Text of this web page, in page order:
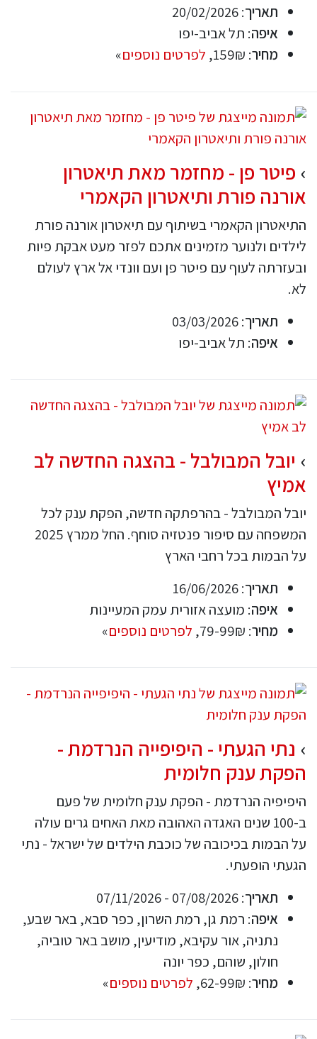
תאריך: 20/02/2026
איפה: תל אביב-יפו
מחיר: 159₪, לפרטים נוספים»
פיטר פן - מחזמר מאת תיאטרון
אורנה פורת ותיאטרון הקאמרי
התיאטרון הקאמרי בשיתוף עם תיאטרון אורנה פורת
לילדים ולנוער מזמינים אתכם לפזר מעט אבקת פיות
ובעזרתה לעוף עם פיטר פן ועם וונדי אל ארץ לעולם
לא.
תאריך: 03/03/2026
איפה: תל אביב-יפו
יובל המבולבל - בהצגה החדשה לב
אמיץ
יובל המבולבל - בהרפתקה חדשה, הפקת ענק לכל
המשפחה עם סיפור פנטזיה סוחף. החל ממרץ 2025
על הבמות בכל רחבי הארץ
תאריך: 16/06/2026
איפה: מועצה אזורית עמק המעיינות
מחיר: 79-99₪, לפרטים נוספים»
נתי הגעתי - היפיפייה הנרדמת -
הפקת ענק חלומית
היפיפיה הנרדמת - הפקת ענק חלומית של פעם
ב-100 שנים האגדה האהובה מאת האחים גרים עולה
על הבמות בכיכובה של כוכבת הילדים של ישראל - נתי
הגעתי הופעתי.
תאריך: 07/08/2026 - 07/11/2026
איפה: רמת גן, רמת השרון, כפר סבא, באר שבע,
נתניה, אור עקיבא, מודיעין, מושב באר טוביה,
חולון, שוהם, כפר יונה
מחיר: 62-99₪, לפרטים נוספים»